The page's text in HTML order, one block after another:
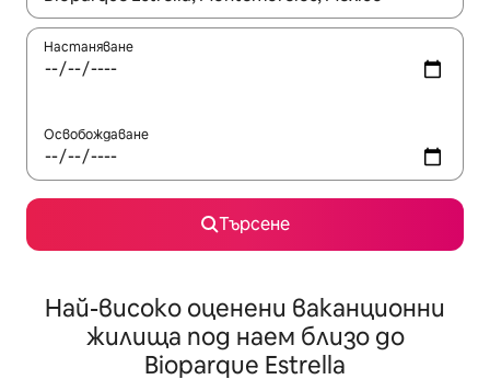
Настаняване
Освобождаване
Търсене
Най-високо оценени ваканционни
жилища под наем близо до
Bioparque Estrella